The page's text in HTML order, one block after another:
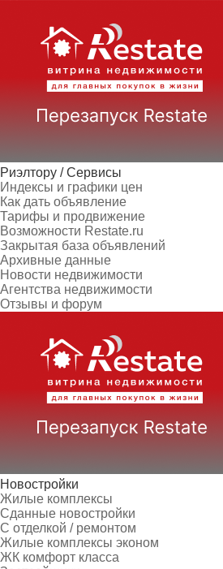
Риэлтору / Сервисы
Индексы и графики цен
Как дать объявление
Тарифы и продвижение
Возможности Restate.ru
Закрытая база объявлений
Архивные данные
Новости недвижимости
Агентства недвижимости
Отзывы и форум
Новостройки
Жилые комплексы
Сданные новостройки
С отделкой / ремонтом
Жилые комплексы эконом
ЖК комфорт класса